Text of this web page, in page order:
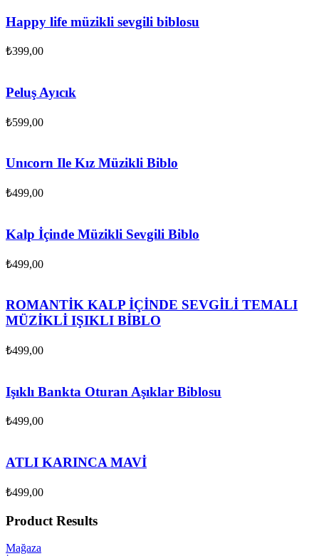
Happy life müzikli sevgili biblosu
₺399,00
Peluş Ayıcık
₺599,00
Unıcorn Ile Kız Müzikli Biblo
₺499,00
Kalp İçinde Müzikli Sevgili Biblo
₺499,00
ROMANTİK KALP İÇİNDE SEVGİLİ TEMALI
MÜZİKLİ IŞIKLI BİBLO
₺499,00
Işıklı Bankta Oturan Aşıklar Biblosu
₺499,00
ATLI KARINCA MAVİ
₺499,00
Product Results
Mağaza